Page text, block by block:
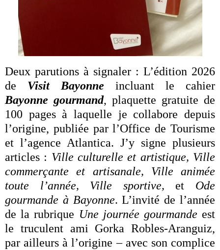
Deux parutions à signaler : L’édition 2026
de Visit Bayonne incluant le cahier
Bayonne gourmand, plaquette gratuite de
100 pages à laquelle je collabore depuis
l’origine, publiée par l’Office de Tourisme
et l’agence Atlantica. J’y signe plusieurs
articles : Ville culturelle et artistique, Ville
commerçante et artisanale, Ville animée
toute l’année, Ville sportive, et Ode
gourmande à Bayonne. L’invité de l’année
de la rubrique Une journée gourmande est
le truculent ami Gorka Robles-Aranguiz,
par ailleurs à l’origine – avec son complice